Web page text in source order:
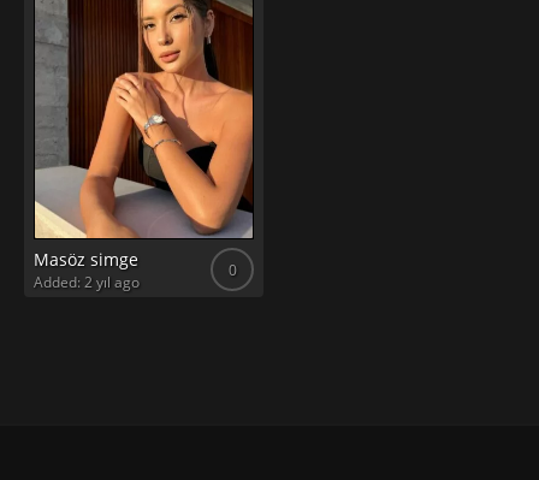
Masöz simge 0
Added: 2 yıl ago